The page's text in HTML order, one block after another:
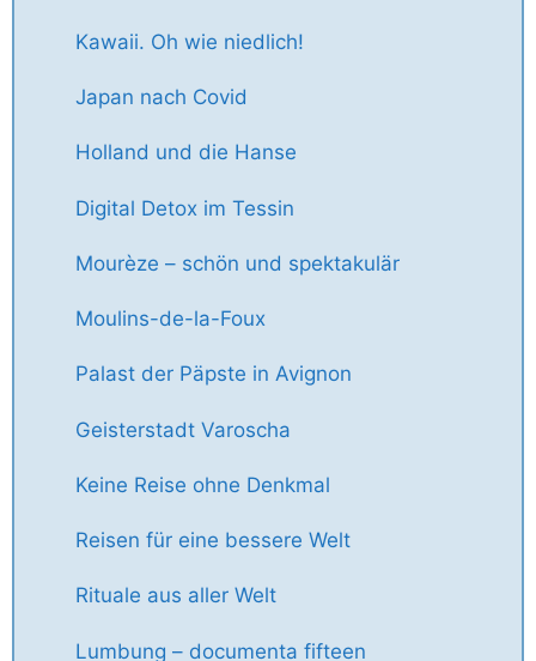
Kawaii. Oh wie niedlich!
Japan nach Covid
Holland und die Hanse
Digital Detox im Tessin
Mourèze – schön und spektakulär
Moulins-de-la-Foux
Palast der Päpste in Avignon
Geisterstadt Varoscha
Keine Reise ohne Denkmal
Reisen für eine bessere Welt
Rituale aus aller Welt
Lumbung – documenta fifteen